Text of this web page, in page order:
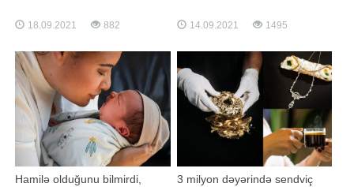
normal qəbulu üçün aşağıdakılara
diqqət yerirmək lazımdır:. * Duz
bir yaxınlıq var. Belə ki, çox duz
qəbulu artıq mayenin qəbuluna və
təzyiqin yüksəlməsin
18.09.2021 882
zəifləməsi) riskinin 44 faiz arta
biləcəyini göstərib. -a istinadən
kabab və burger kimi qidaların orta
və daha yuxarı yaşlarda beyin
sağlamlığın
14.09.2021 1495
Hamilə olduğunu bilmirdi,
3 milyon dəyərində sendviç